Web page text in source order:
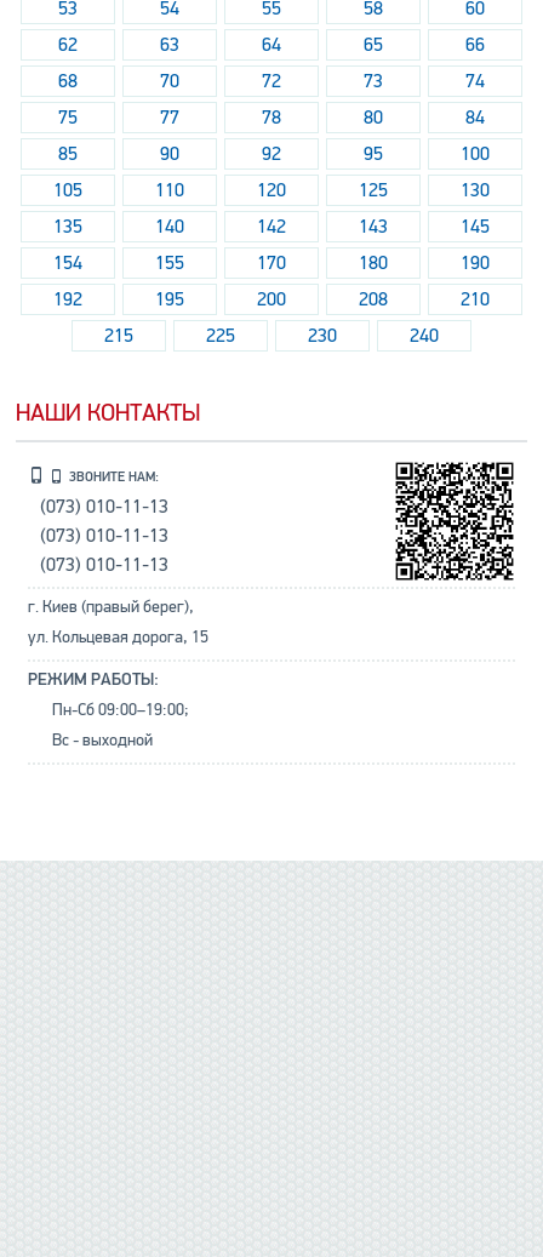
53 54 55 58
60
62
63 64 65
66
68
70 72 73
74
75
77 78 80
84
85
90 92 95
100
105
110 120 125
130
135
140 142 143
145
154
155 170 180
190
192
195 200 208
210
215
225 230 240
НАШИ КОНТАКТЫ
ЗВОНИТЕ НАМ:
(073) 010-11-13
(073) 010-11-13
(073) 010-11-13
г. Киев (правый берег),
ул. Кольцевая дорога, 15
РЕЖИМ РАБОТЫ:
Пн-Сб 09:00–19:00;
Вс - выходной